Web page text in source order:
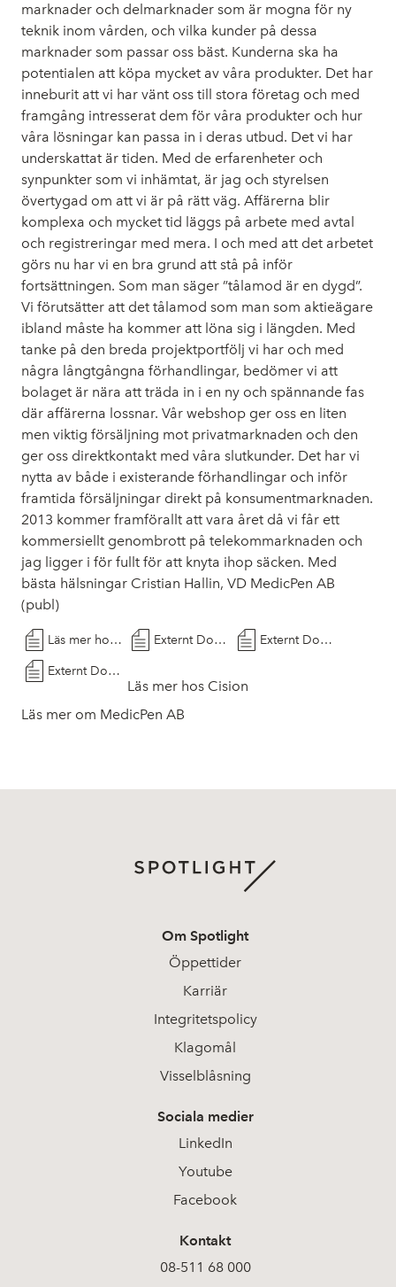
marknader och delmarknader som är mogna för ny
teknik inom vården, och vilka kunder på dessa
marknader som passar oss bäst. Kunderna ska ha
potentialen att köpa mycket av våra produkter. Det har
inneburit att vi har vänt oss till stora företag och med
framgång intresserat dem för våra produkter och hur
våra lösningar kan passa in i deras utbud. Det vi har
underskattat är tiden. Med de erfarenheter och
synpunkter som vi inhämtat, är jag och styrelsen
övertygad om att vi är på rätt väg. Affärerna blir
komplexa och mycket tid läggs på arbete med avtal
och registreringar med mera. I och med att det arbetet
görs nu har vi en bra grund att stå på inför
fortsättningen. Som man säger ”tålamod är en dygd”.
Vi förutsätter att det tålamod som man som aktieägare
ibland måste ha kommer att löna sig i längden. Med
tanke på den breda projektportfölj vi har och med
några långtgångna förhandlingar, bedömer vi att
bolaget är nära att träda in i en ny och spännande fas
där affärerna lossnar. Vår webshop ger oss en liten
men viktig försäljning mot privatmarknaden och den
ger oss direktkontakt med våra slutkunder. Det har vi
nytta av både i existerande förhandlingar och inför
framtida försäljningar direkt på konsumentmarknaden.
2013 kommer framförallt att vara året då vi får ett
kommersiellt genombrott på telekommarknaden och
jag ligger i för fullt för att knyta ihop säcken. Med
bästa hälsningar Cristian Hallin, VD MedicPen AB
(publ)
Läs mer hos Cision Externt Dokument Externt Dokument
Externt Dokument
Läs mer hos Cision
Läs mer om MedicPen AB
Om Spotlight
Öppettider
Karriär
Integritetspolicy
Klagomål
Visselblåsning
Sociala medier
LinkedIn
Youtube
Facebook
Kontakt
08-511 68 000